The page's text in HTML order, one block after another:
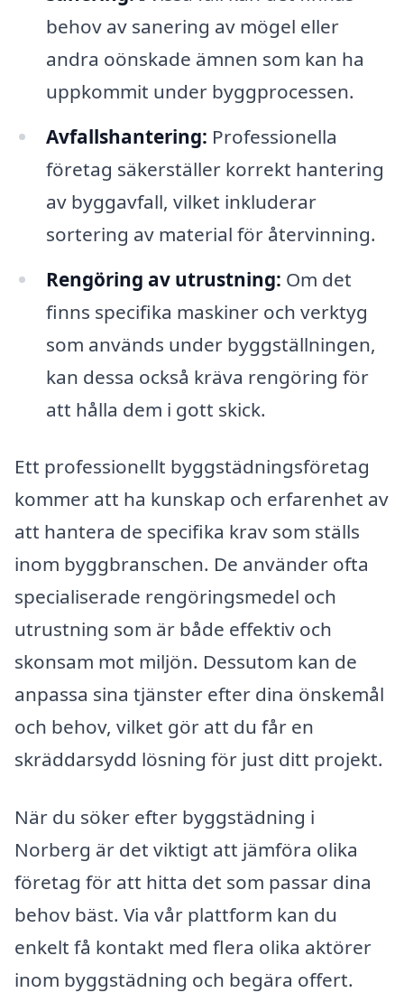
behov av sanering av mögel eller
andra oönskade ämnen som kan ha
uppkommit under byggprocessen.
Avfallshantering: Professionella
företag säkerställer korrekt hantering
av byggavfall, vilket inkluderar
sortering av material för återvinning.
Rengöring av utrustning: Om det
finns specifika maskiner och verktyg
som används under byggställningen,
kan dessa också kräva rengöring för
att hålla dem i gott skick.
Ett professionellt byggstädningsföretag
kommer att ha kunskap och erfarenhet av
att hantera de specifika krav som ställs
inom byggbranschen. De använder ofta
specialiserade rengöringsmedel och
utrustning som är både effektiv och
skonsam mot miljön. Dessutom kan de
anpassa sina tjänster efter dina önskemål
och behov, vilket gör att du får en
skräddarsydd lösning för just ditt projekt.
När du söker efter byggstädning i
Norberg är det viktigt att jämföra olika
företag för att hitta det som passar dina
behov bäst. Via vår plattform kan du
enkelt få kontakt med flera olika aktörer
inom byggstädning och begära offert.